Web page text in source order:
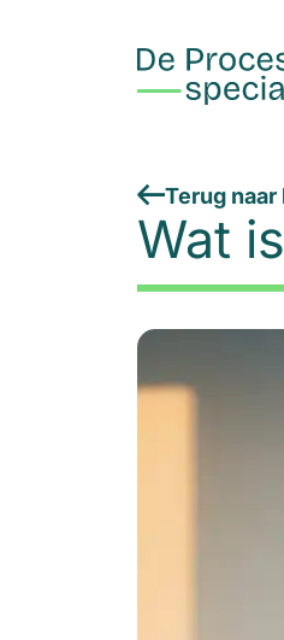
Terug
Wat